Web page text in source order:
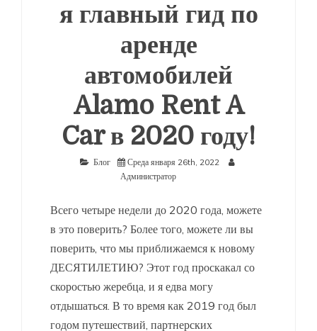
я главный гид по
аренде
автомобилей
Alamo Rent A
Car в 2020 году!
Блог
Среда января 26th, 2022
Администратор
Всего четыре недели до 2020 года, можете
в это поверить? Более того, можете ли вы
поверить, что мы приближаемся к новому
ДЕСЯТИЛЕТИЮ? Этот год проскакал со
скоростью жеребца, и я едва могу
отдышаться. В то время как 2019 год был
годом путешествий, партнерских